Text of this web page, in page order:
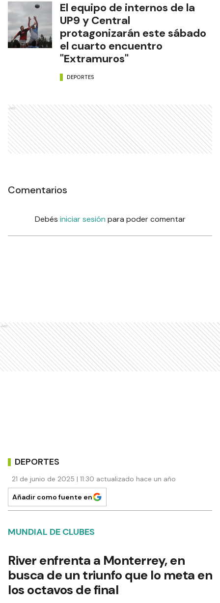
El equipo de internos de la
UP9 y Central
protagonizarán este sábado
el cuarto encuentro
"Extramuros"
DEPORTES
Ads
Comentarios
Debés iniciar sesión para poder comentar
Ads
DEPORTES
21 de junio de 2025 | 11:30 actualizado hace un año
Añadir como fuente en
MUNDIAL DE CLUBES
River enfrenta a Monterrey, en
busca de un triunfo que lo meta en
los octavos de final